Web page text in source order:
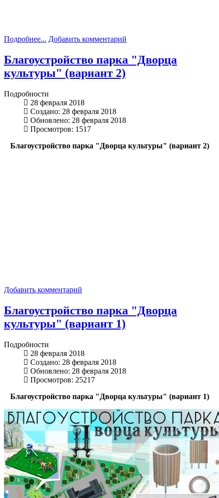
Подробнее... Добавить комментарий
Благоустройство парка "Дворца
культуры" (вариант 2)
Подробности
28 февраля 2018
Создано: 28 февраля 2018
Обновлено: 28 февраля 2018
Просмотров: 1517
Благоустройство парка "Дворца культуры" (вариант 2)
Добавить комментарий
Благоустройство парка "Дворца
культуры" (вариант 1)
Подробности
28 февраля 2018
Создано: 28 февраля 2018
Обновлено: 28 февраля 2018
Просмотров: 25217
Благоустройство парка "Дворца культуры" (вариант 1)